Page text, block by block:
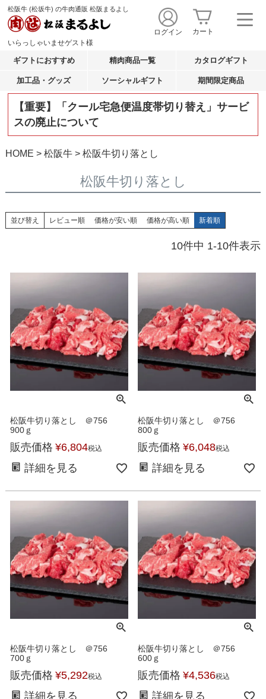
松阪牛 (松坂牛) の牛肉通販 松阪まるよし
いらっしゃいませゲスト様
ログイン カート
ギフトにおすすめ 精肉商品一覧 カタログギフト
加工品・グッズ ソーシャルギフト 期間限定商品
【重要】「クール宅急便温度帯切り替え」サービ
スの廃止について
HOME 松阪牛 松阪牛切り落とし
松阪牛切り落とし
並び替え レビュー順 価格が安い順 価格が高い順 新着順
10件中 1-10件表示
松阪牛切り落とし ＠756
900ｇ
販売価格 ¥6,804税込
詳細を見る
松阪牛切り落とし ＠756
800ｇ
販売価格 ¥6,048税込
詳細を見る
松阪牛切り落とし ＠756
700ｇ
販売価格 ¥5,292税込
詳細を見る
松阪牛切り落とし ＠756
600ｇ
販売価格 ¥4,536税込
詳細を見る